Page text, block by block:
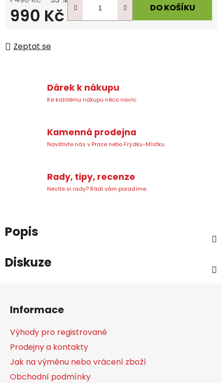
990 Kč DO KOŠÍKU
Zeptat se
Dárek k nákupu
Ke každému nákupu něco navíc.
Kamenná prodejna
Navštivte nás v Praze nebo Frýdku-Místku.
Rady, tipy, recenze
Nevíte si rady? Rádi vám poradíme.
Popis
Diskuze
Informace
Výhody pro registrované
Prodejny a kontakty
Jak na výměnu nebo vrácení zboží
Obchodní podmínky